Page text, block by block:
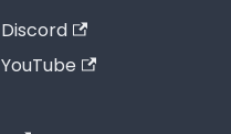
Discord
YouTube